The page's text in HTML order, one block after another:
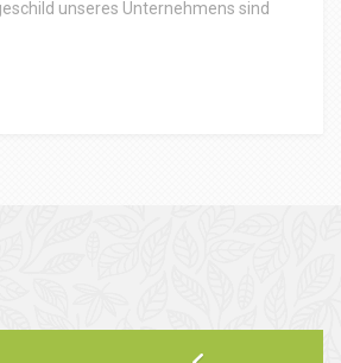
unseres Unternehmens sind